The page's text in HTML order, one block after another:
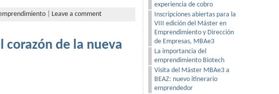
Leave a comment
corazón de la nueva
experiencia de cobro
Inscripciones abiertas para la
VIII edición del Máster en
Emprendimiento y Dirección
de Empresas, MBAe3
La importancia del
emprendimiento Biotech
Visita del Máster MBAe3 a
BEAZ: nuevo itinerario
emprendedor